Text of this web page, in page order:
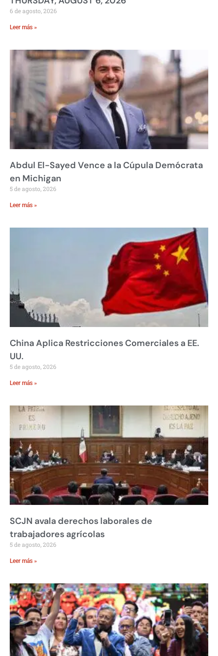
6 de agosto, 2026
Leer más »
Abdul El-Sayed Vence a la Cúpula Demócrata
en Michigan
5 de agosto, 2026
Leer más »
China Aplica Restricciones Comerciales a EE.
UU.
5 de agosto, 2026
Leer más »
SCJN avala derechos laborales de
trabajadores agrícolas
5 de agosto, 2026
Leer más »